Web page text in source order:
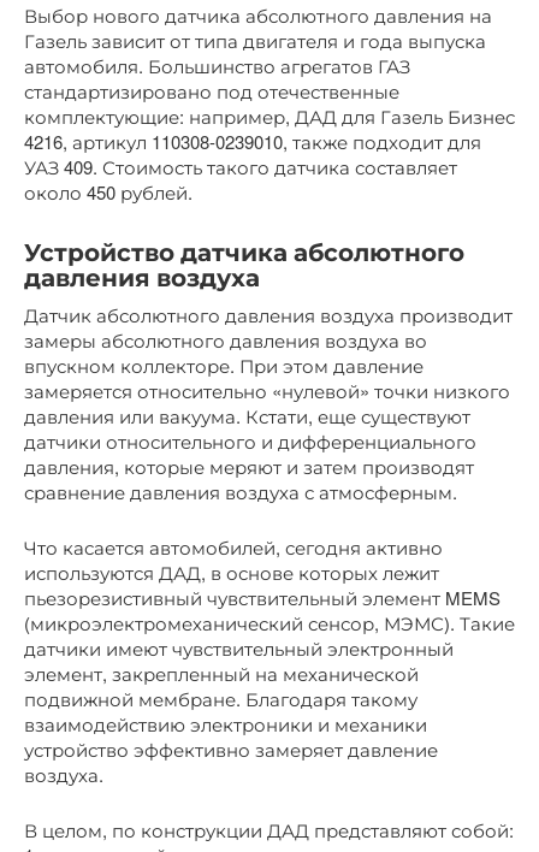
Выбор нового датчика абсолютного давления на
Газель зависит от типа двигателя и года выпуска
автомобиля. Большинство агрегатов ГАЗ
стандартизировано под отечественные
комплектующие: например, ДАД для Газель Бизнес
4216, артикул 110308-0239010, также подходит для
УАЗ 409. Стоимость такого датчика составляет
около 450 рублей.
Устройство датчика абсолютного
давления воздуха
Датчик абсолютного давления воздуха производит
замеры абсолютного давления воздуха во
впускном коллекторе. При этом давление
замеряется относительно «нулевой» точки низкого
давления или вакуума. Кстати, еще существуют
датчики относительного и дифференциального
давления, которые меряют и затем производят
сравнение давления воздуха с атмосферным.
Что касается автомобилей, сегодня активно
используются ДАД, в основе которых лежит
пьезорезистивный чувствительный элемент MEMS
(микроэлектромеханический сенсор, МЭМС). Такие
датчики имеют чувствительный электронный
элемент, закрепленный на механической
подвижной мембране. Благодаря такому
взаимодействию электроники и механики
устройство эффективно замеряет давление
воздуха.
В целом, по конструкции ДАД представляют собой: